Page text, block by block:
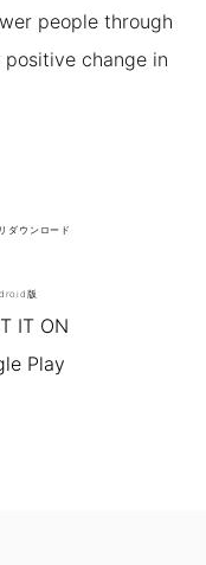
people through
change in
ダウンロード
版